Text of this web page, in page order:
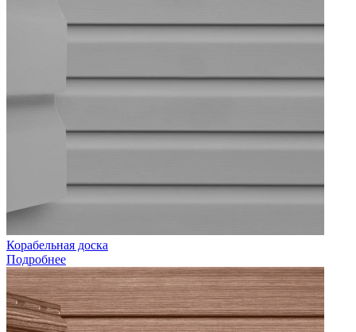
Корабельная доска
Подробнее